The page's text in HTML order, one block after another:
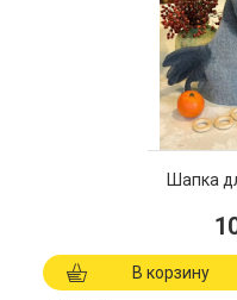
Шапка
В корзину